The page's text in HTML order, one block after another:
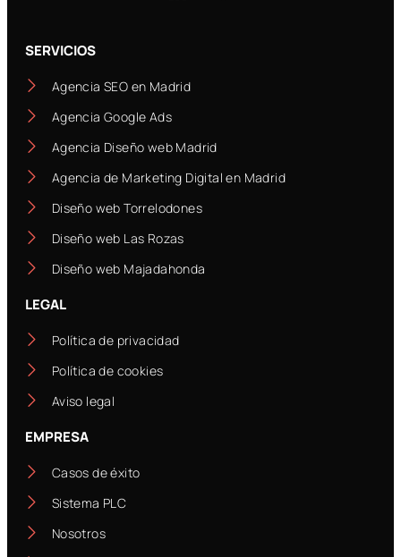
SERVICIOS
Agencia SEO en Madrid
Agencia Google Ads
Agencia Diseño web Madrid
Agencia de Marketing Digital en Madrid
Diseño web Torrelodones
Diseño web Las Rozas
Diseño web Majadahonda
LEGAL
Política de privacidad
Política de cookies
Aviso legal
EMPRESA
Casos de éxito
Sistema PLC
Nosotros